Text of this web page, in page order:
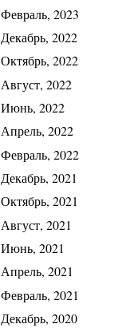
Февраль, 2023
Декабрь, 2022
Октябрь, 2022
Август, 2022
Июнь, 2022
Апрель, 2022
Февраль, 2022
Декабрь, 2021
Октябрь, 2021
Август, 2021
Июнь, 2021
Апрель, 2021
Февраль, 2021
Декабрь, 2020